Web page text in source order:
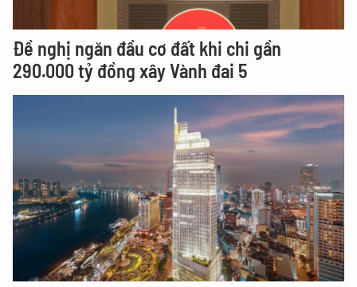
Đề nghị ngăn đầu cơ đất khi chi gần
290.000 tỷ đồng xây Vành đai 5